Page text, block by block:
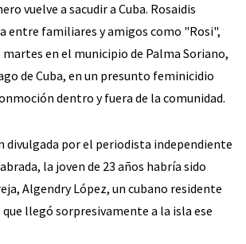
vuelve a sacudir a Cuba. Rosaidis
entre familiares y amigos como "Rosi",
martes en el municipio de Palma Soriano,
de Cuba, en un presunto feminicidio
dentro y fuera de la comunidad.
divulgada por el periodista independiente
la joven de 23 años habría sido
Algendry López, un cubano residente
que llegó sorpresivamente a la isla ese